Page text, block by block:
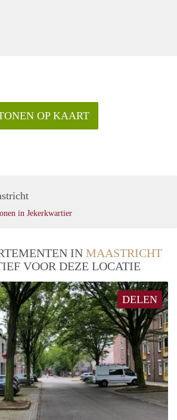
OP KAART
in Jekerkwartier
IN MAASTRICHT
VOOR DEZE LOCATIE
DELEN